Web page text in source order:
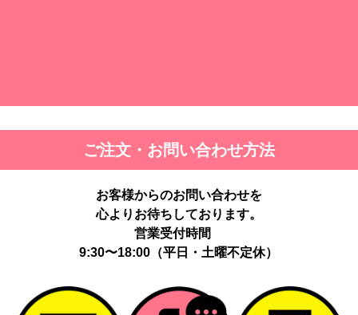
ご注文・お問い合わせ方法
お客様からのお問い合わせを
心よりお待ちしております。
営業受付時間
9:30〜18:00（平日・土曜不定休）